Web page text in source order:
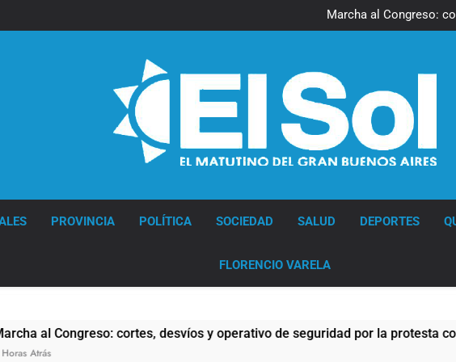
Marcha al Congreso:
Tormentas severas y fuertes
Marcha al Congreso:
Tormentas severas y
Senado debate el
PROVINCIA POLÍTICA SOCIEDAD SALUD DEPORTES
FLORENCIO VARELA
Congreso: cortes, desvíos y operativo de seguridad por la protesta contra